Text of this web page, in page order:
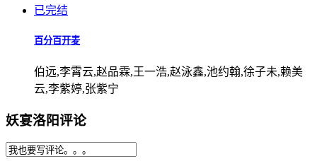
已完结
百分百开麦
伯远,李霄云,赵品霖,王一浩,赵泳鑫,池约翰,徐子未,赖美
云,李紫婷,张紫宁
妖宴洛阳评论